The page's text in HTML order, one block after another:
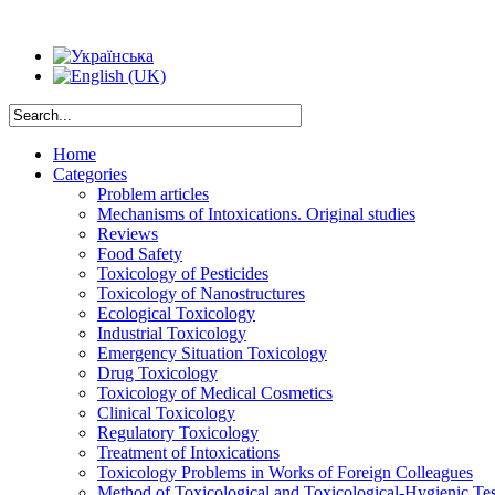
Home
Categories
Problem articles
Mechanisms of Intoxications. Original studies
Reviews
Food Safety
Toxicology of Pesticides
Toxicology of Nanostructures
Ecological Toxicology
Industrial Toxicology
Emergency Situation Toxicology
Drug Toxicology
Toxicology of Medical Cosmetics
Clinical Toxicology
Regulatory Toxicology
Treatment of Intoxications
Toxicology Problems in Works of Foreign Colleagues